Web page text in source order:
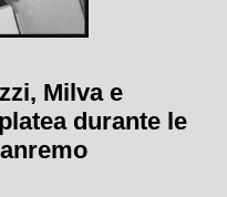
Milva e
durante le